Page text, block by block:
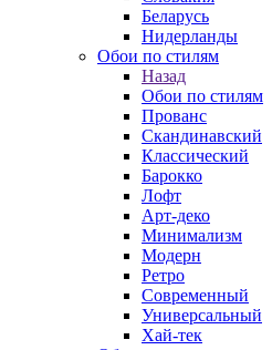
Беларусь
Нидерланды
Обои по стилям
Назад
Обои по стилям
Прованс
Скандинавский
Классический
Барокко
Лофт
Арт-деко
Минимализм
Модерн
Ретро
Современный
Универсальный
Хай-тек